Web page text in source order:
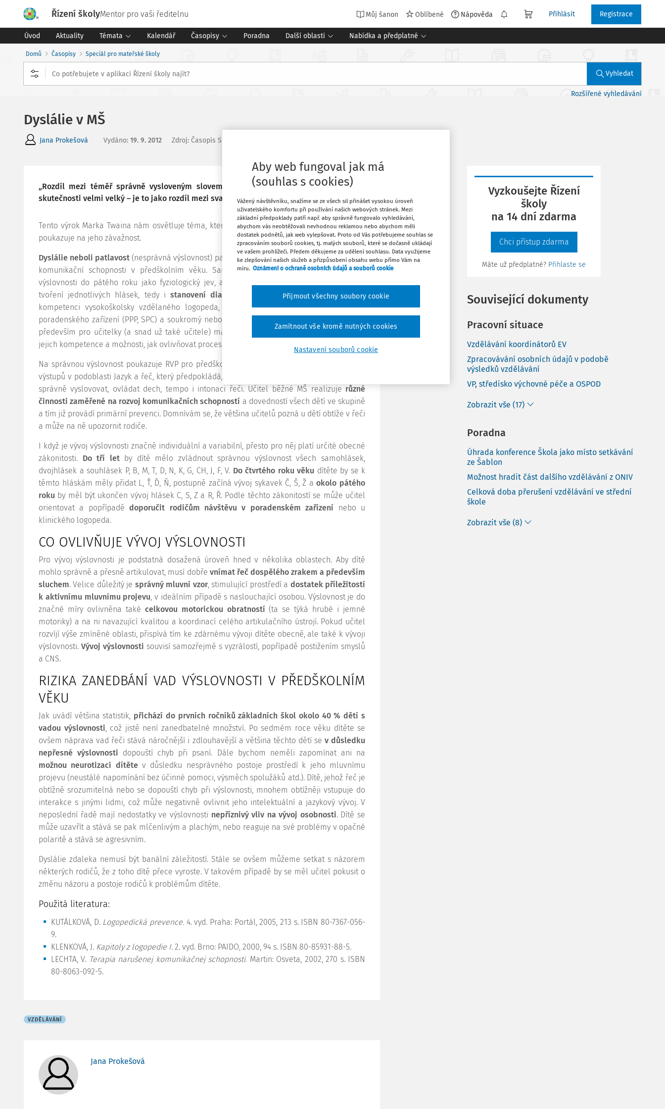
Řízení školyMentor pro vaši ředitelnu Můj šanon Oblíbené Nápověda Přihlásit Registrace
Úvod Aktuality Témata Kalendář Časopisy Poradna Další oblasti Nabídka a předplatné
Domů Časopisy Speciál pro mateřské školy
Vyhledat
Rozšířené vyhledávání
Dyslálie v MŠ
Jana Prokešová Vydáno: 19. 9. 2012 Zdroj: Časopis Speciál pro mateřské školy
„Rozdíl mezi téměř správně vysloveným slovem a správně vysloveným slovem je ve
skutečnosti velmi velký – je to jako rozdíl mezi svatojánskou muškou a pouliční lampou.“
Tento výrok Marka Twaina nám osvětluje téma, kterým se dnes budeme zabývat, a zároveň
poukazuje na jeho závažnost.
Dyslálie neboli patlavost (nesprávná výslovnost) patří mezi nejčastěji se vyskytující narušení
komunikační schopnosti v předškolním věku. Samozřejmě chápeme některé chyby ve
výslovnosti do pátého roku jako fyziologický jev, ale
tvoření jednotlivých hlásek, tedy i stanovení diagnózy a určení dalšího postupuje v
kompetenci vysokoškolsky vzdělaného logopeda, což je zpravidla pracovník školského
poradenského zařízení (PPP, SPC) a soukromý nebo klinický logoped. Tento článek je určen
především pro učitelky (a snad už také učitele) mateřských škol, proto se soustředíme na
jejich kompetence a možnosti, jak ovlivňovat proces osvojování správné výslovnosti u dětí.
Na správnou výslovnost poukazuje RVP pro předškolní vzdělávání v jednom z očekáváných
výstupů v podoblasti Jazyk a řeč, který předpokládá, že na konci předškolního věku umí dítě
správně vyslovovat, ovládat dech, tempo i intonaci řeči. Učitel běžné MŠ realizuje různé
činnosti zaměřené na rozvoj komunikačních schopností a dovedností všech dětí ve skupině
a tím již provádí primární prevenci. Domnívám se, že většina učitelů pozná u dětí obtíže v řeči
a může na ně upozornit rodiče.
I když je vývoj výslovnosti značně individuální a variabilní, přesto pro něj platí určité obecné
zákonitosti. Do tří letby dítě mělo zvládnout správnou výslovnost všech samohlásek,
dvojhlásek a souhlásek P, B, M, T, D, N, K, G, CH, J, F, V. Do čtvrtého roku věku dítěte by se k
těmto hláskám měly přidat L, Ť, Ď, Ň, postupně začíná vývoj sykavek Č, Š, Ž aokolo pátého
roku by měl být ukončen vývoj hlásek C, S, Z a R, Ř. Podle těchto zákonitostí se může učitel
orientovat a popřípadědoporučit rodičům návštěvu v poradenském zařízení nebo u
klinického logopeda.
CO OVLIVŇUJE VÝVOJ VÝSLOVNOSTI
Pro vývoj výslovnosti je podstatná dosažená úroveň hned v několika oblastech. Aby dítě
mohlo správně a přesně artikulovat, musí dobře vnímat řeč dospělého zrakem a především
sluchem. Velice důležitý je správný mluvní vzor, stimulující prostředí a dostatek příležitostí
k aktivnímu mluvnímu projevu, v ideálním případě s naslouchající osobou. Výslovnost je do
značné míry ovlivněna také celkovou motorickou obratností (ta se týká hrubé i jemné
motoriky) a na ni navazující kvalitou a koordinací celého artikulačního ústrojí. Pokud učitel
rozvíjí výše zmíněné oblasti, přispívá tím ke zdárnému vývoji dítěte obecně, ale také k vývoji
výslovnosti. Vývoj výslovnosti souvisí samozřejmě s vyzrálostí, popřípadě postižením smyslů
a CNS.
RIZIKA ZANEDBÁNÍ VAD VÝSLOVNOSTI V PŘEDŠKOLNÍM
VĚKU
Jak uvádí většina statistik, přichází do prvních ročníků základních škol okolo 40 % dětí s
vadou výslovnosti, což jistě není zanedbatelné množství. Po sedmém roce věku dítěte se
ovšem náprava vad řeči stává náročnější i zdlouhavější a většina těchto dětí se v důsledku
nepřesné výslovnosti dopouští chyb při psaní. Dále bychom neměli zapomínat ani na
možnou neurotizaci dítětev důsledku nesprávného postoje prostředí k jeho mluvnímu
projevu (neustálé napomínání bez účinné pomoci, výsměch spolužáků atd.). Dítě, jehož řeč je
obtížně srozumitelná nebo se dopouští chyb při výslovnosti, mnohem obtížněji vstupuje do
interakce s jinými lidmi, což může negativně ovlivnit jeho intelektuální a jazykový vývoj. V
neposlední řadě mají nedostatky ve výslovnosti nepříznivý vliv na vývoj osobnosti. Dítě se
může uzavřít a stává se pak mlčenlivým a plachým, nebo reaguje na své problémy v opačné
polaritě a stává se agresivním.
Dyslálie zdaleka nemusí být banální záležitostí. Stále se ovšem můžeme setkat s názorem
některých rodičů, že z toho dítě přece vyroste. V takovém případě by se měl učitel pokusit o
změnu názoru a postoje rodičů k problémům dítěte.
Použitá literatura:
KUTÁLKOVÁ, D. Logopedická prevence. 4. vyd. Praha: Portál, 2005, 213 s. ISBN 80-7367-056-
9.
KLENKOVÁ, J. Kapitoly z logopedie I. 2. vyd. Brno: PAIDO, 2000, 94 s. ISBN 80-85931-88-5.
LECHTA, V. Terapia narušenej komunikačnej schopnosti. Martin: Osveta, 2002, 270 s. ISBN
80-8063-092-5.
VZDĚLÁVÁNÍ
Jana Prokešová
Stáhnout
Tisknout
Vyzkoušejte Řízení
školy
na 14 dní zdarma
Chci přístup zdarma
Máte už předplatné? Přihlaste se
Související dokumenty
Pracovní situace
Vzdělávání koordinátorů EV
Zpracovávání osobních údajů v podobě
výsledků vzdělávání
VP, středisko výchovné péče a OSPOD
Zobrazit vše (17)
Poradna
Úhrada konference Škola jako místo setkávání
ze Šablon
Možnost hradit část dalšího vzdělávání z ONIV
Celková doba přerušení vzdělávání ve střední
škole
Zobrazit vše (8)
Aby web fungoval jak má
(souhlas s cookies)
Vážený návštěvníku, snažíme se ze všech sil přinášet vysokou úroveň
uživatelského komfortu při používání našich webových stránek. Mezi
základní předpoklady patří např. aby správně fungovalo vyhledávání,
abychom vás neobtěžovali nevhodnou reklamou nebo abychom měli
dostatek podnětů, jak web vylepšovat. Proto od Vás potřebujeme souhlas se
zpracováním souborů cookies, tj. malých souborů, které se dočasně ukládají
ve vašem prohlížeči. Předem děkujeme za udělení souhlasu. Data využijeme
ke zlepšování našich služeb a přizpůsobení obsahu webu přímo Vám na
míru. Oznámení o ochraně osobních údajů a souborů cookie
Nastavení souborů cookie
Zamítnout vše kromě nutných cookies
Přijmout všechny soubory cookie